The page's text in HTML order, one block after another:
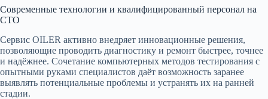
Современные технологии и квалифицированный персонал на
СТО
Сервис OILER активно внедряет инновационные решения,
позволяющие проводить диагностику и ремонт быстрее, точнее
и надёжнее. Сочетание компьютерных методов тестирования с
опытными руками специалистов даёт возможность заранее
выявлять потенциальные проблемы и устранять их на ранней
стадии.